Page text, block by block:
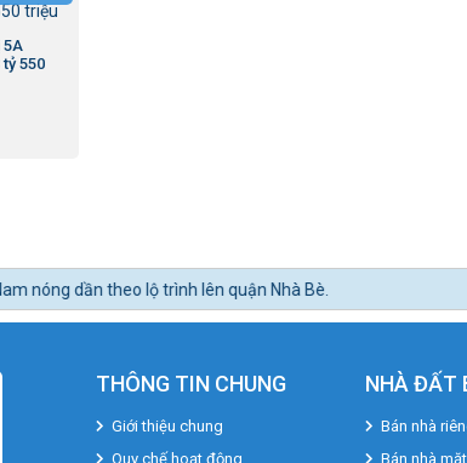
5A
550
lên quận Nhà Bè.
THÔNG TIN CHUNG
Giới thiệu chung
Quy chế hoạt động
NHÀ ĐẤT
Bán nhà
Bán nhà